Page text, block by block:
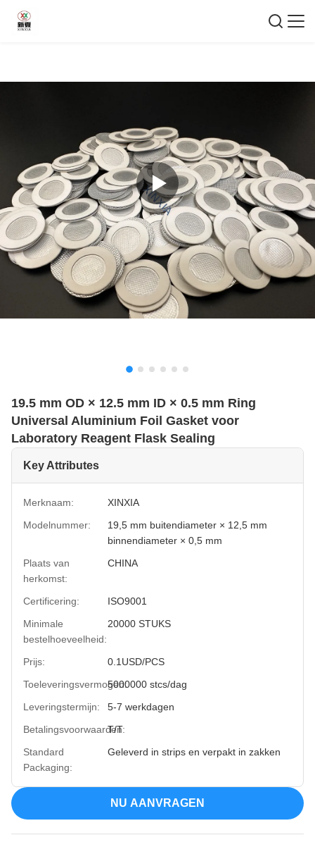
19.5 mm OD × 12.5 mm ID × 0.5 mm Ring
Universal Aluminium Foil Gasket voor
Laboratory Reagent Flask Sealing
Key Attributes
Merknaam:
XINXIA
Modelnummer:
19,5 mm buitendiameter × 12,5 mm
binnendiameter × 0,5 mm
Plaats van
herkomst:
CHINA
Certificering:
ISO9001
Minimale
bestelhoeveelheid:
20000 STUKS
Prijs:
0.1USD/PCS
Toeleveringsvermogen:5000000 stcs/dag
Leveringstermijn:
5-7 werkdagen
Betalingsvoorwaarden:
T/T
Standard
Packaging:
Geleverd in strips en verpakt in zakken
NU AANVRAGEN